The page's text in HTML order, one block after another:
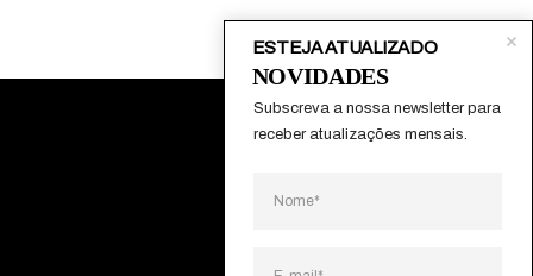
ESTEJA ATUALIZADO
Subscreva a nossa newsletter para
receber atualizações mensais.
NOVIDADES